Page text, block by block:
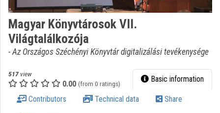
Organizations
Contributors
Appearance: light
Magyar Könyvtárosok VII.
Világtalálkozója
- Az Országos Széchényi Könyvtár digitalizálási tevékenysége
517 view
0.00 (from 0 ratings) Basic information
Contributors Technical data Share